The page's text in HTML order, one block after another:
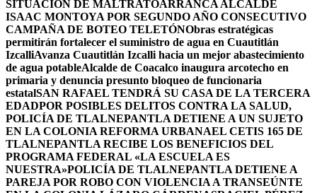
SITUACIÓN DE MALTRATOARRANCA ALCALDE
ISAAC MONTOYA POR SEGUNDO AÑO CONSECUTIVO
CAMPAÑA DE BOTEO TELETÓNObras estratégicas
permitirán fortalecer el suministro de agua en Cuautitlán
IzcalliAvanza Cuautitlán Izcalli hacia un mejor abastecimiento
de agua potableAlcalde de Coacalco inaugura arcotecho en
primaria y denuncia presunto bloqueo de funcionaria
estatalSAN RAFAEL TENDRÁ SU CASA DE LA TERCERA
EDADPOR POSIBLES DELITOS CONTRA LA SALUD,
POLICÍA DE TLALNEPANTLA DETIENE A UN SUJETO
EN LA COLONIA REFORMA URBANAEL CETIS 165 DE
TLALNEPANTLA RECIBE LOS BENEFICIOS DEL
PROGRAMA FEDERAL «LA ESCUELA ES
NUESTRA»POLICÍA DE TLALNEPANTLA DETIENE A
PAREJA POR ROBO CON VIOLENCIA A TRANSEÚNTE